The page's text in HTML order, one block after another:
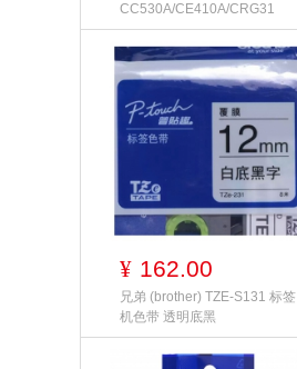
CC530A/CE410A/CRG31
¥ 162.00
兄弟 (brother) TZE-S131 标签
机色带 透明底黑